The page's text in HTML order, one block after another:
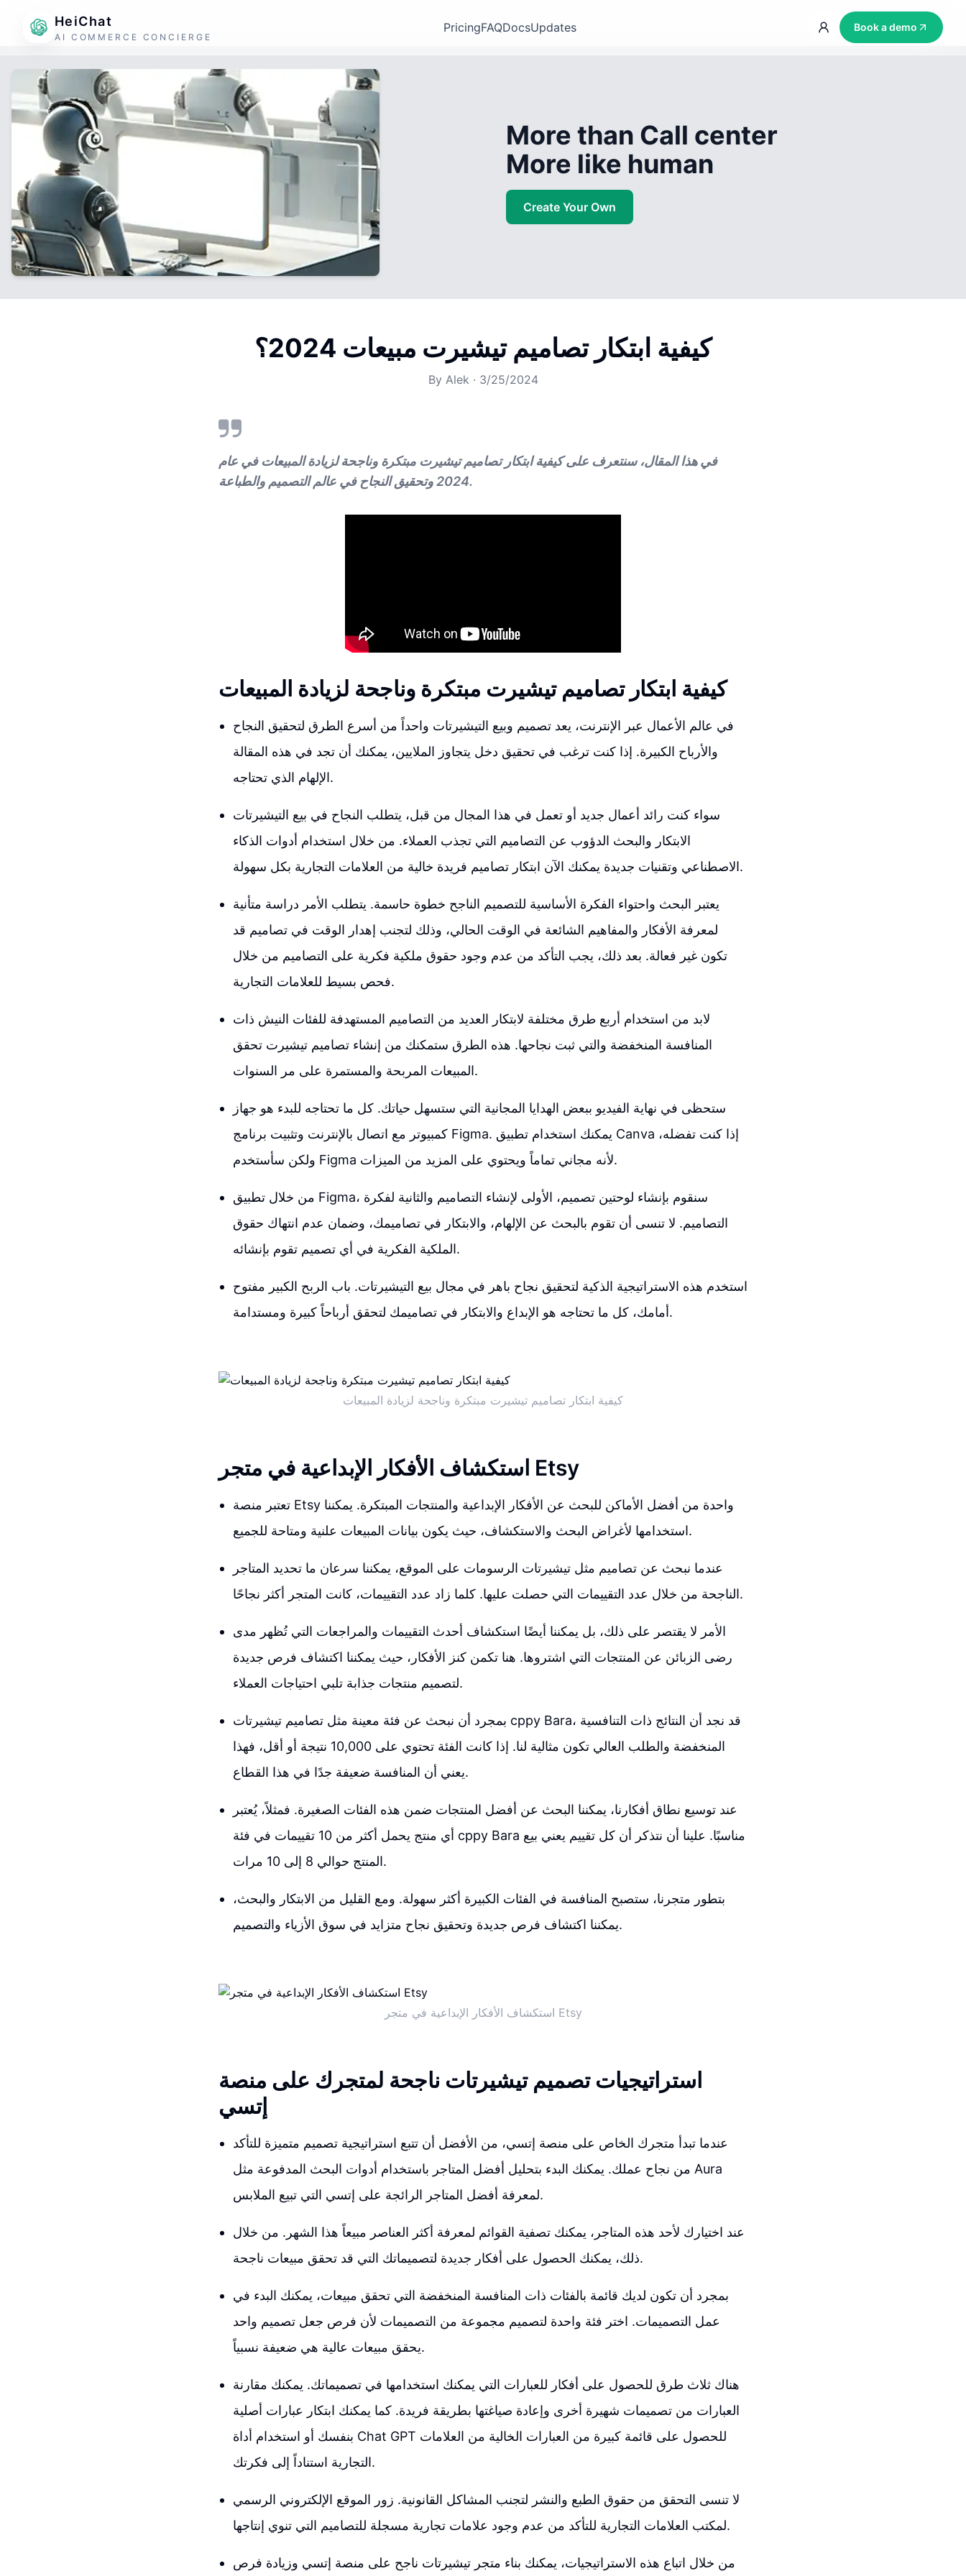
HeiChat
AI COMMERCE CONCIERGE
PricingFAQDocsUpdates Book a demo
More than Call center
More like human
Create Your Own
كيفية ابتكار تصاميم تيشيرت مبيعات 2024؟
By Alek · 3/25/2024
في هذا المقال، سنتعرف على كيفية ابتكار تصاميم تيشيرت مبتكرة وناجحة لزيادة المبيعات في عام
2024 وتحقيق النجاح في عالم التصميم والطباعة.
كيفية ابتكار تصاميم تيشيرت مبتكرة وناجحة لزيادة المبيعات
في عالم الأعمال عبر الإنترنت، يعد تصميم وبيع التيشيرتات واحداً من أسرع الطرق لتحقيق النجاح
والأرباح الكبيرة. إذا كنت ترغب في تحقيق دخل يتجاوز الملايين، يمكنك أن تجد في هذه المقالة
الإلهام الذي تحتاجه.
سواء كنت رائد أعمال جديد أو تعمل في هذا المجال من قبل، يتطلب النجاح في بيع التيشيرتات
الابتكار والبحث الدؤوب عن التصاميم التي تجذب العملاء. من خلال استخدام أدوات الذكاء
الاصطناعي وتقنيات جديدة يمكنك الآن ابتكار تصاميم فريدة خالية من العلامات التجارية بكل سهولة.
يعتبر البحث واحتواء الفكرة الأساسية للتصميم الناجح خطوة حاسمة. يتطلب الأمر دراسة متأنية
لمعرفة الأفكار والمفاهيم الشائعة في الوقت الحالي، وذلك لتجنب إهدار الوقت في تصاميم قد
تكون غير فعالة. بعد ذلك، يجب التأكد من عدم وجود حقوق ملكية فكرية على التصاميم من خلال
فحص بسيط للعلامات التجارية.
لابد من استخدام أربع طرق مختلفة لابتكار العديد من التصاميم المستهدفة للفئات النيش ذات
المنافسة المنخفضة والتي ثبت نجاحها. هذه الطرق ستمكنك من إنشاء تصاميم تيشيرت تحقق
المبيعات المربحة والمستمرة على مر السنوات.
ستحظى في نهاية الفيديو ببعض الهدايا المجانية التي ستسهل حياتك. كل ما تحتاجه للبدء هو جهاز
كمبيوتر مع اتصال بالإنترنت وتثبيت برنامج Figma. يمكنك استخدام تطبيق Canva إذا كنت تفضله،
ولكن سأستخدم Figma لأنه مجاني تماماً ويحتوي على المزيد من الميزات.
من خلال تطبيق Figma، سنقوم بإنشاء لوحتين تصميم، الأولى لإنشاء التصاميم والثانية لفكرة
التصاميم. لا تنسى أن تقوم بالبحث عن الإلهام، والابتكار في تصاميمك، وضمان عدم انتهاك حقوق
الملكية الفكرية في أي تصميم تقوم بإنشائه.
استخدم هذه الاستراتيجية الذكية لتحقيق نجاح باهر في مجال بيع التيشيرتات. باب الربح الكبير مفتوح
أمامك، كل ما تحتاجه هو الإبداع والابتكار في تصاميمك لتحقق أرباحاً كبيرة ومستدامة.
كيفية ابتكار تصاميم تيشيرت مبتكرة وناجحة لزيادة المبيعات
استكشاف الأفكار الإبداعية في متجر Etsy
تعتبر منصة Etsy واحدة من أفضل الأماكن للبحث عن الأفكار الإبداعية والمنتجات المبتكرة. يمكننا
استخدامها لأغراض البحث والاستكشاف، حيث يكون بيانات المبيعات علنية ومتاحة للجميع.
عندما نبحث عن تصاميم مثل تيشيرتات الرسومات على الموقع، يمكننا سرعان ما تحديد المتاجر
الناجحة من خلال عدد التقييمات التي حصلت عليها. كلما زاد عدد التقييمات، كانت المتجر أكثر نجاحًا.
الأمر لا يقتصر على ذلك، بل يمكننا أيضًا استكشاف أحدث التقييمات والمراجعات التي تُظهر مدى
رضى الزبائن عن المنتجات التي اشتروها. هنا تكمن كنز الأفكار، حيث يمكننا اكتشاف فرص جديدة
لتصميم منتجات جذابة تلبي احتياجات العملاء.
بمجرد أن نبحث عن فئة معينة مثل تصاميم تيشيرتات cppy Bara، قد نجد أن النتائج ذات التنافسية
المنخفضة والطلب العالي تكون مثالية لنا. إذا كانت الفئة تحتوي على 10,000 نتيجة أو أقل، فهذا
يعني أن المنافسة ضعيفة جدًا في هذا القطاع.
عند توسيع نطاق أفكارنا، يمكننا البحث عن أفضل المنتجات ضمن هذه الفئات الصغيرة. فمثلاً، يُعتبر
أي منتج يحمل أكثر من 10 تقييمات في فئة cppy Bara مناسبًا. علينا أن نتذكر أن كل تقييم يعني بيع
المنتج حوالي 8 إلى 10 مرات.
بتطور متجرنا، ستصبح المنافسة في الفئات الكبيرة أكثر سهولة. ومع القليل من الابتكار والبحث،
يمكننا اكتشاف فرص جديدة وتحقيق نجاح متزايد في سوق الأزياء والتصميم.
استكشاف الأفكار الإبداعية في متجر Etsy
استراتيجيات تصميم تيشيرتات ناجحة لمتجرك على منصة
إتسي
عندما تبدأ متجرك الخاص على منصة إتسي، من الأفضل أن تتبع استراتيجية تصميم متميزة للتأكد
من نجاح عملك. يمكنك البدء بتحليل أفضل المتاجر باستخدام أدوات البحث المدفوعة مثل Aura
لمعرفة أفضل المتاجر الرائجة على إتسي التي تبيع الملابس.
عند اختيارك لأحد هذه المتاجر، يمكنك تصفية القوائم لمعرفة أكثر العناصر مبيعاً هذا الشهر. من خلال
ذلك، يمكنك الحصول على أفكار جديدة لتصميماتك التي قد تحقق مبيعات ناجحة.
بمجرد أن تكون لديك قائمة بالفئات ذات المنافسة المنخفضة التي تحقق مبيعات، يمكنك البدء في
عمل التصميمات. اختر فئة واحدة لتصميم مجموعة من التصميمات لأن فرص جعل تصميم واحد
يحقق مبيعات عالية هي ضعيفة نسبياً.
هناك ثلاث طرق للحصول على أفكار للعبارات التي يمكنك استخدامها في تصميماتك. يمكنك مقارنة
العبارات من تصميمات شهيرة أخرى وإعادة صياغتها بطريقة فريدة. كما يمكنك ابتكار عبارات أصلية
بنفسك أو استخدام أداة Chat GPT للحصول على قائمة كبيرة من العبارات الخالية من العلامات
التجارية استناداً إلى فكرتك.
لا تنسى التحقق من حقوق الطبع والنشر لتجنب المشاكل القانونية. زور الموقع الإلكتروني الرسمي
لمكتب العلامات التجارية للتأكد من عدم وجود علامات تجارية مسجلة للتصاميم التي تنوي إنتاجها.
من خلال اتباع هذه الاستراتيجيات، يمكنك بناء متجر تيشيرتات ناجح على منصة إتسي وزيادة فرص